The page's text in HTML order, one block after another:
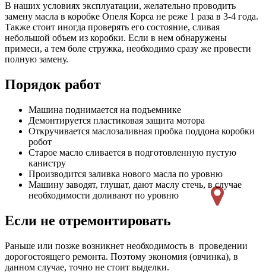
В наших условиях эксплуатации, желательно проводить
замену масла в коробке Опеля Корса не реже 1 раза в 3-4 года.
Также стоит иногда проверять его состояние, сливая
небольшой объем из коробки. Если в нем обнаружены
примеси, а тем боле стружка, необходимо сразу же провести
полную замену.
Порядок работ
Машина поднимается на подъемнике
Демонтируется пластиковая защита мотора
Откручивается маслозаливная пробка поддона коробки
робот
Старое масло сливается в подготовленную пустую
канистру
Производится заливка нового масла по уровню
Машину заводят, глушат, дают маслу стечь, в случае
необходимости доливают по уровню
Если не отремонтировать
Раньше или позже возникнет необходимость в проведении
дорогостоящего ремонта. Поэтому экономия (овчинка), в
данном случае, точно не стоит выделки.